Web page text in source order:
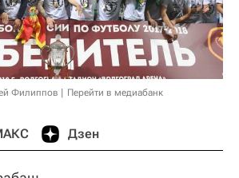
Филиппов Перейти в медиабанк
Дзен